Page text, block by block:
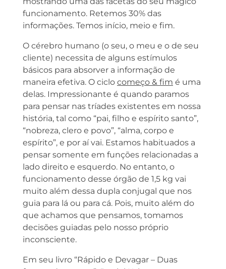
funcionamento. Retemos 30% das
informações. Temos início, meio e fim.
O cérebro humano (o seu, o meu e o de seu
cliente) necessita de alguns estímulos
básicos para absorver a informação de
maneira efetiva. O ciclo começo & fim é uma
delas. Impressionante é quando paramos
para pensar nas tríades existentes em nossa
história, tal como “pai, filho e espírito santo”,
“nobreza, clero e povo”, “alma, corpo e
espírito”, e por aí vai. Estamos habituados a
pensar somente em funções relacionadas a
lado direito e esquerdo. No entanto, o
funcionamento desse órgão de 1,5 kg vai
muito além dessa dupla conjugal que nos
guia para lá ou para cá. Pois, muito além do
que achamos que pensamos, tomamos
decisões guiadas pelo nosso próprio
inconsciente.
Em seu livro “Rápido e Devagar – Duas